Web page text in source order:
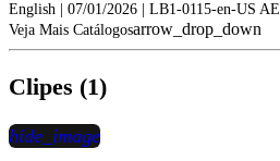
English | 07/01/2026 | LB1-0115-en-US AE
Veja Mais Catálogosarrow_drop_down
Clipes (1)
hide_image